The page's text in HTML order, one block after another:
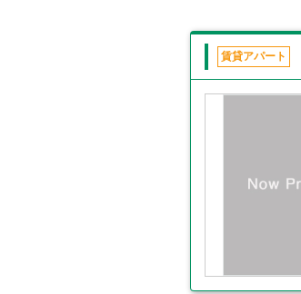
賃貸アパート